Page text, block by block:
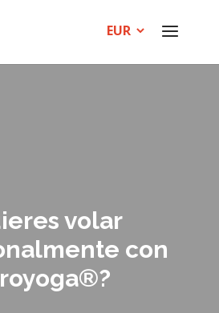
volar
con